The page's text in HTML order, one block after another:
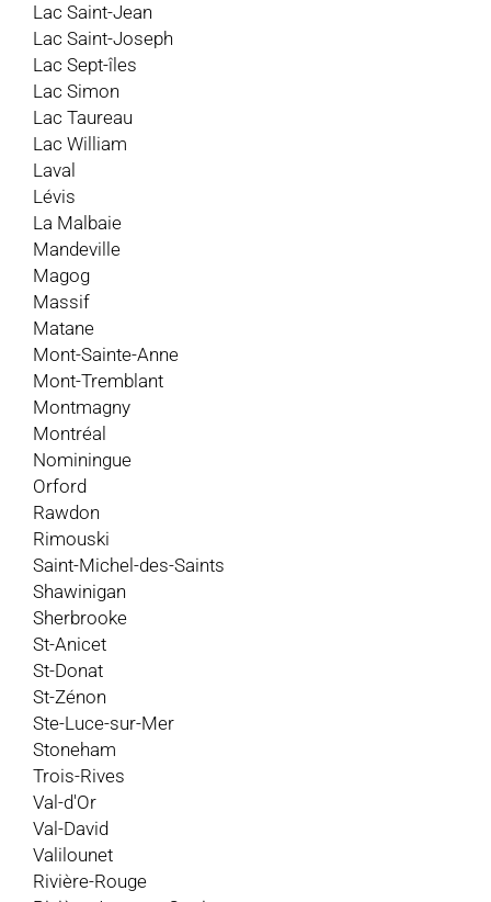
Lac Saint-Jean
Lac Saint-Joseph
Lac Sept-îles
Lac Simon
Lac Taureau
Lac William
Laval
Lévis
La Malbaie
Mandeville
Magog
Massif
Matane
Mont-Sainte-Anne
Mont-Tremblant
Montmagny
Montréal
Nominingue
Orford
Rawdon
Rimouski
Saint-Michel-des-Saints
Shawinigan
Sherbrooke
St-Anicet
St-Donat
St-Zénon
Ste-Luce-sur-Mer
Stoneham
Trois-Rives
Val-d'Or
Val-David
Valilounet
Rivière-Rouge